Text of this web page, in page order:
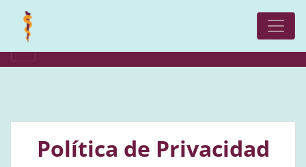
Política de Privacidad